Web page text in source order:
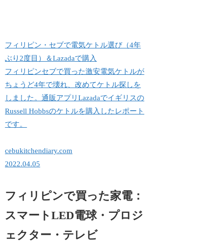
フィリピン・セブで電気ケトル選び（4年
ぶり2度目）＆Lazadaで購入
フィリピンセブで買った激安電気ケトルが
ちょうど4年で壊れ、改めてケトル探しを
しました。通販アプリLazadaでイギリスの
Russell Hobbsのケトルを購入したレポート
です。
cebukitchendiary.com
2022.04.05
フィリピンで買った家電：
スマートLED電球・プロジ
ェクター・テレビ